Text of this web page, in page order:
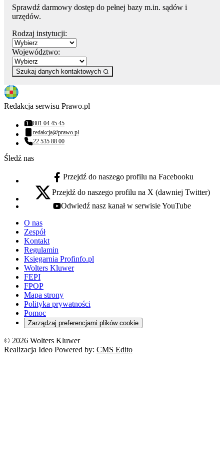
Sprawdź darmowy dostęp do pełnej bazy m.in. sądów i
urzędów.
Rodzaj instytucji:
Województwo:
Szukaj danych kontaktowych
Redakcja serwisu Prawo.pl
Numer telefonu:
801 04 45 45
Adres email:
redakcja@prawo.pl
Numer telefonu:
22 535 88 00
Śledź nas
facebook - otwiera się w nowej karcie
Przejdź do naszego profilu na Facebooku
x - otwiera się w nowej karcie
Przejdź do naszego profilu na X (dawniej Twitter)
youtube - otwiera się w nowej karcie
Odwiedź nasz kanał w serwisie YouTube
O nas
Zespół
Kontakt
Regulamin
Księgarnia Profinfo.pl
Wolters Kluwer
FEPI
FPOP
Mapa strony
Polityka prywatności
Pomoc
Zarządzaj preferencjami plików cookie
© 2026 Wolters Kluwer
Realizacja Ideo Powered by: CMS Edito